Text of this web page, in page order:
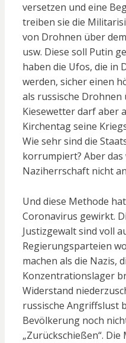
versetzen und eine
treiben sie die
von Drohnen über
usw. Diese soll Putin
haben die Ufos, die in
werden, sicher einen
als russische Drohnen
Kiesewetter darf aber
Kirchentag seine
Wie sehr sind die
korrumpiert? Aber
Naziherrschaft nicht
Und diese Methode
Coronavirus gewirkt.
Justizgewalt sind voll
Regierungsparteien
machen als die Nazis,
Konzentrationslager
Widerstand
russische Angriffslust
Bevölkerung noch
„Zurückschießen“.